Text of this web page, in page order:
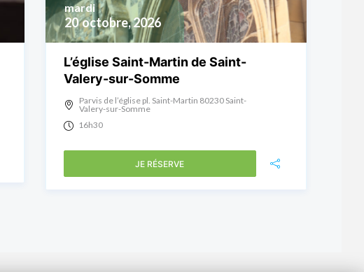
20 octobre, 2026
mardi
L’église Saint-Martin de Saint-
Valery-sur-Somme
Parvis de l’église pl. Saint-Martin 80230 Saint-
Valery-sur-Somme
16h30
JE RÉSERVE